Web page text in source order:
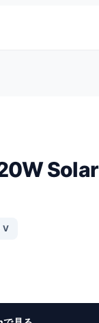
Solar
V